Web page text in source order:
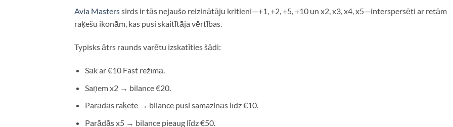
Avia Masterssirds ir tās nejaušo reizinātāju kritieni—+1, +2, +5, +10 un x2, x3, x4, x5—interspersēti ar retām
raķešu ikonām, kas pusi skaitītāja vērtības.
Typisks ātrs raunds varētu izskatīties šādi:
Sāk ar €10 Fast režīmā.
Saņem x2 → bilance €20.
Parādās raķete → bilance pusi samazinās līdz €10.
Parādās x5 → bilance pieaug līdz €50.